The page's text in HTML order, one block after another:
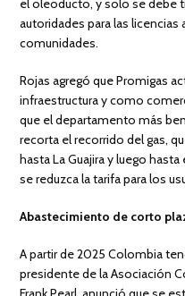
el oleoducto, y solo se debe
autoridades para las
comunidades.
Rojas agregó que Promigas
infraestructura y como
que el departamento más
recorta el recorrido del gas,
hasta La Guajira y luego
se reduzca la tarifa para los
Abastecimiento de corto
A partir de 2025 Colombia
presidente de la Asociación